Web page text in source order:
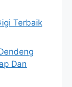
Terbaik
Dan